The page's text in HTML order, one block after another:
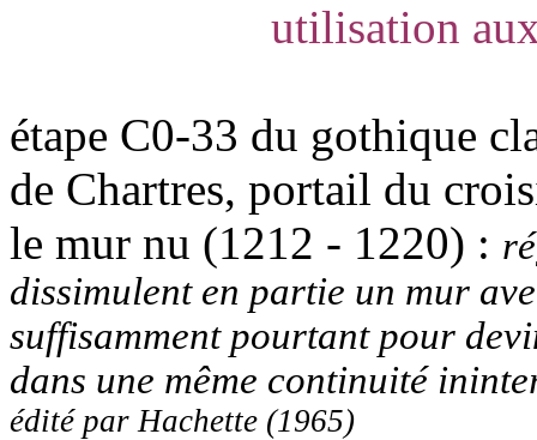
utilisation
étape C0-33 du gothique
de Chartres, portail du
le mur nu (1212 - 1220) :
dissimulent en partie un mur
suffisamment pourtant pour
dans une même continuité
édité par Hachette (1965)